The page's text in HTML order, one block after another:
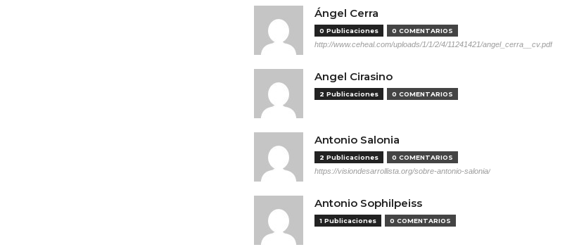
Ángel Cerra
0 Publicaciones 0 COMENTARIOS
http://www.ceheal.com/uploads/1/1/2/4/11241421/angel_cerra__cv.pdf
Angel Cirasino
2 Publicaciones 0 COMENTARIOS
Antonio Salonia
2 Publicaciones 0 COMENTARIOS
https://visiondesarrollista.org/sobre-antonio-salonia/
Antonio Sophilpeiss
1 Publicaciones 0 COMENTARIOS